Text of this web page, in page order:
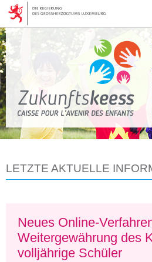
Zur
Navigation
Zum
Inhalt
LETZTE AKTUELLE
Neues Online-
Weitergewährung des
volljährige Schüler